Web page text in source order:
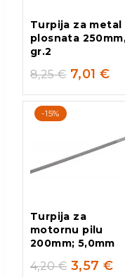
Turpija za metal
plosnata
gr.2
8,25€ 7,01 €
-15%
Turpija za
motornu pilu
200mm; 5,0mm
4,20€ 3,57 €